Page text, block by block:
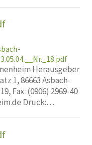
Herausgeber
1, 86663 Asbach-
Fax: (0906) 2969-40
Druck:…